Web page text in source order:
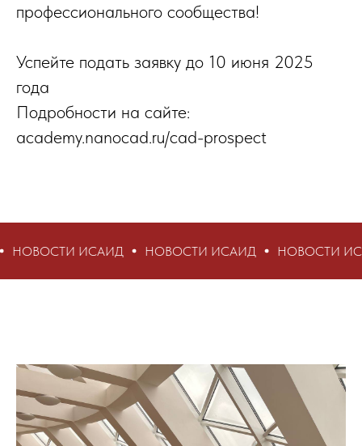
профессионального сообщества!
Успейте подать заявку до 10 июня 2025
года
Подробности на сайте:
academy.nanocad.ru/cad-prospect
ИСАИД НОВОСТИ ИСАИД НОВОСТИ ИСАИД